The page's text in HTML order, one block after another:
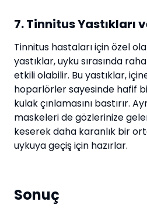
7. Tinnitus Yastıkları
Tinnitus hastaları için özel
yastıklar, uyku sırasında
etkili olabilir. Bu yastıklar,
hoparlörler sayesinde hafif
kulak çınlamasını bastırır.
maskeleri de gözlerinize
keserek daha karanlık bir
uykuya geçiş için hazırlar.
Sonuç